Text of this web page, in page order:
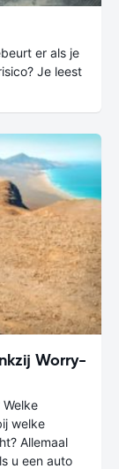
er als je
Je leest
Worry-
welke
Allemaal
u een auto